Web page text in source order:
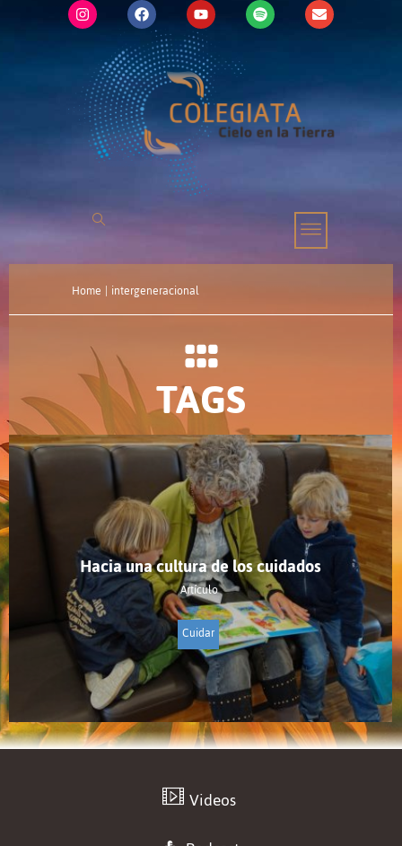
Home | intergeneracional
TAGS
Hacia una cultura de los cuidados
Artículo
Cuidar
Videos